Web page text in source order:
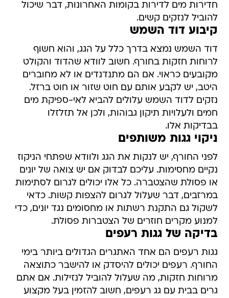
חדירות מים לדירות בקומות האחרונות, דבר שיכול
להוביל לנזקים קשים.
קיבוע דוד השמש
דוד השמש נמצא בדרך כלל על הגג, והוא חשוף
לרוחות חזקות בחורף. חשוב לוודא שהדוד והקולט
מקובעים כראוי. אם הם מתנדנדים או לא מחוברים
היטב, יש לקבע אותם עם חוט שזור או חוט ברזל.
נזקים לדוד השמש עלולים להביא לאי-ספיקת מים
חמים ולעלויות תיקון גבוהות, ולכן אל תזלזלו
בבדיקות אלו.
ניקוי גגות משותפים
לפני החורף, יש לנקות את הגג ולוודא שפתחי הניקוז
נקיים מחסימות. עליכם לבדוק אם יש צואה של יונים
או פסולת שהצטברה. כל אלו יכולים לגרום לסתימות
במרזבים, דבר שעלול לגרום להצפות קשות. כדאי
לשקול גם התקנת רשתות או מחסומים נגד יונים, כדי
למנוע מקרים חוזרים של הצטברות פסולת.
בדיקה של גגות רעפים
גגות רעפים הם אחד האתגרים הגדולים ביותר בימי
החורף. רעפים יכולים להיסדק או להישבר כתוצאה
מרוחות חזקות, מה שעלול להוביל לנזילות. אם אתם
גרים בבית עם גג רעפים, חשוב להזמין בעל מקצוע